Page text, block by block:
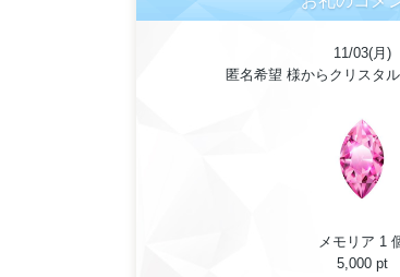
11/03(月)
匿名希望 様からクリスタル
メモリア 1
5,000 pt